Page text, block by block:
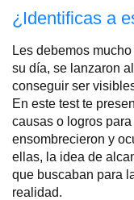
¿Identificas a
Les debemos
su día, se lanzaron
conseguir ser
En este test te
causas o logros
ensombrecieron y
ellas, la idea de
que buscaban para
realidad.